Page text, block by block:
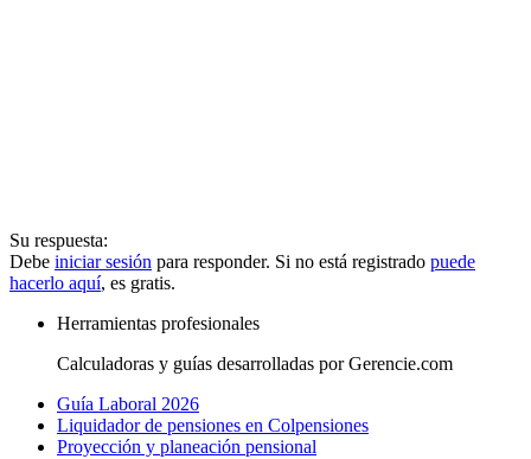
Su respuesta:
Debe iniciar sesión para responder. Si no está registrado puede
hacerlo aquí, es gratis.
Herramientas profesionales
Calculadoras y guías desarrolladas por Gerencie.com
Guía Laboral 2026
Liquidador de pensiones en Colpensiones
Proyección y planeación pensional